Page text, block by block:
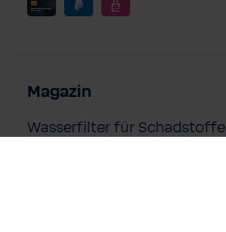
Magazin
Wasserfilter für Schadstoffe